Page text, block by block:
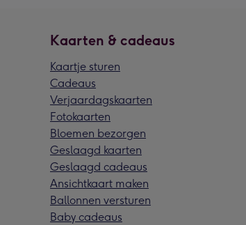
Kaarten & cadeaus
Kaartje sturen
Cadeaus
Verjaardagskaarten
Fotokaarten
Bloemen bezorgen
Geslaagd kaarten
Geslaagd cadeaus
Ansichtkaart maken
Ballonnen versturen
Baby cadeaus